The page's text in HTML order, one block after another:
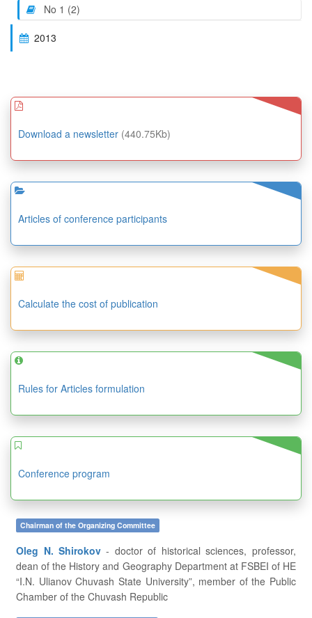
No 1 (2)
2013
Download a newsletter (440.75Kb)
Articles of conference participants
Calculate the cost of publication
Rules for Articles formulation
Conference program
Chairman of the Organizing Committee
Oleg N. Shirokov
dean of the History and Geography Department at FSBEI of HE
“I.N. Ulianov Chuvash State University”, member of the Public
Chamber of the Chuvash Republic